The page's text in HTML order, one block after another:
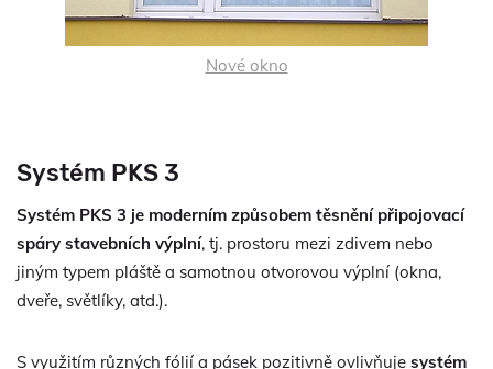
Nové okno
Systém PKS 3
Systém PKS 3 je moderním způsobem těsnění připojovací
spáry stavebních výplní, tj. prostoru mezi zdivem nebo
jiným typem pláště a samotnou otvorovou výplní (okna,
dveře, světlíky, atd.).
S využitím různých fólií a pásek pozitivně ovlivňuje systém